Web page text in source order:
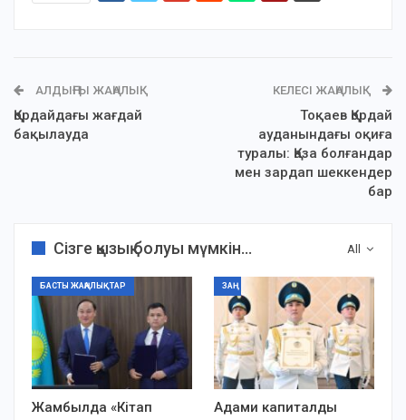
АЛДЫҢҒЫ ЖАҢАЛЫҚ
Қордайдағы жағдай
бақылауда
КЕЛЕСІ ЖАҢАЛЫҚ
Тоқаев Қордай
ауданындағы оқиға
туралы: Қаза болғандар
мен зардап шеккендер
бар
All
Сізге қызық болуы мүмкін...
БАСТЫ ЖАҢАЛЫҚТАР
Жамбылда «Кітап
ЗАҢ
Адами капиталды